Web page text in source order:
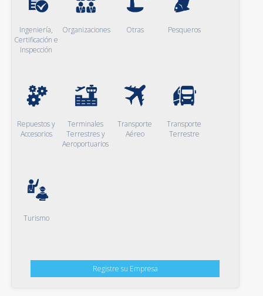
Ingeniería,
Certificación e
Inspección
Organizaciones Otras Pesqueros
Repuestos y
Accesorios
Terminales
Terrestres y
Aeroportuarios
Transporte
Aéreo
Transporte
Terrestre
Turismo
Registre su Empresa